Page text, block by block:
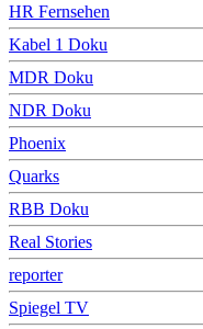
HR Fernsehen
Kabel 1 Doku
MDR Doku
NDR Doku
Phoenix
Quarks
RBB Doku
Real Stories
reporter
Spiegel TV